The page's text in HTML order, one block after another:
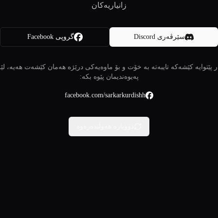
زانیاریەکان
سێرڤەری Discord گروپی Facebook
پێتوایە کێشەکە تایبەتە بە خۆت و بۆ ماوەیەکی درێژە هەمان کێشەت هەیە،
پەیوەندیمان پێوە بکە:
facebook.com/sarkarkurdishh